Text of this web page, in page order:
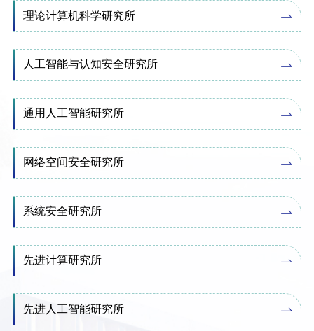
理论计算机科学研究所
人工智能与认知安全研究所
通用人工智能研究所
网络空间安全研究所
系统安全研究所
先进计算研究所
先进人工智能研究所